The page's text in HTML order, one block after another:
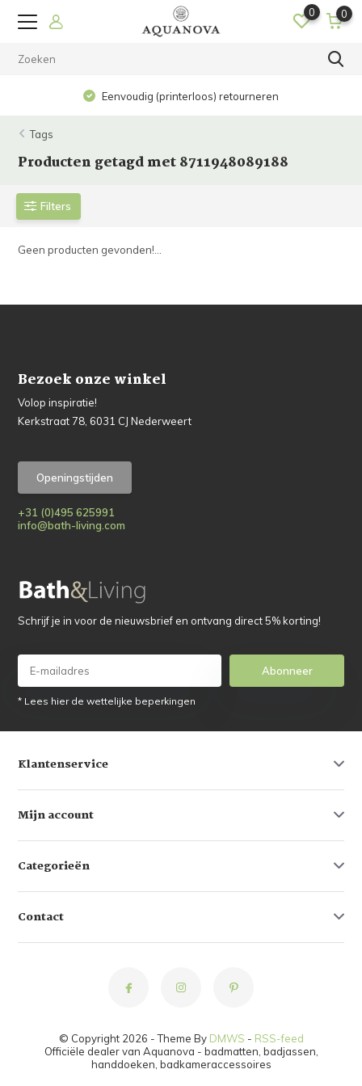
0 0
Eenvoudig (printerloos) retourneren
Tags
Producten getagd met 8711948089188
Filters
Geen producten gevonden!...
Bezoek onze winkel
Volop inspiratie!
Kerkstraat 78, 6031 CJ Nederweert
Openingstijden
+31 (0)495 625991
info@bath-living.com
Schrijf je in voor de nieuwsbrief en ontvang direct 5% korting!
Abonneer
* Lees hier de wettelijke beperkingen
Klantenservice
Mijn account
Categorieën
Contact
© Copyright 2026 - Theme By DMWS - RSS-feed
Officiële dealer van Aquanova - badmatten, badjassen,
handdoeken, badkameraccessoires